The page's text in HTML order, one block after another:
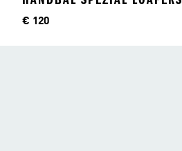
Prijs
€ 120